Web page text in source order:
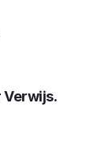
Verwijs.